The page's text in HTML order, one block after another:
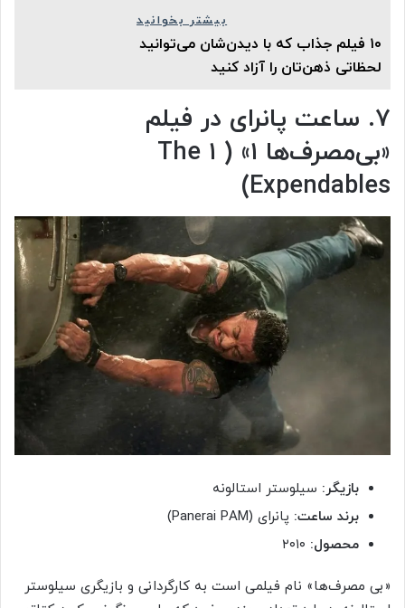
بیشتر بخوانید
۱۰ فیلم جذاب که با دیدن‌شان می‌توانید
لحظاتی ذهن‌تان را آزاد کنید
۷. ساعت پانرای در فیلم
«بی‌مصرف‌ها ۱» ( ۱ The
Expendables)
بازیگر: سیلوستر استالونه
برند ساعت: پانرای (Panerai PAM)
محصول:
«بی مصرف‌ها» نام فیلمی است به کارگردانی و بازیگری سیلوستر